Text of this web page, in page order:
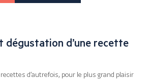
dégustation d’une recette
d’autrefois, pour le plus grand plaisir